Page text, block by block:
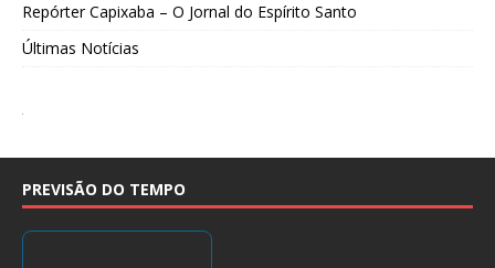
Repórter Capixaba – O Jornal do Espírito Santo
Últimas Notícias
PREVISÃO DO TEMPO